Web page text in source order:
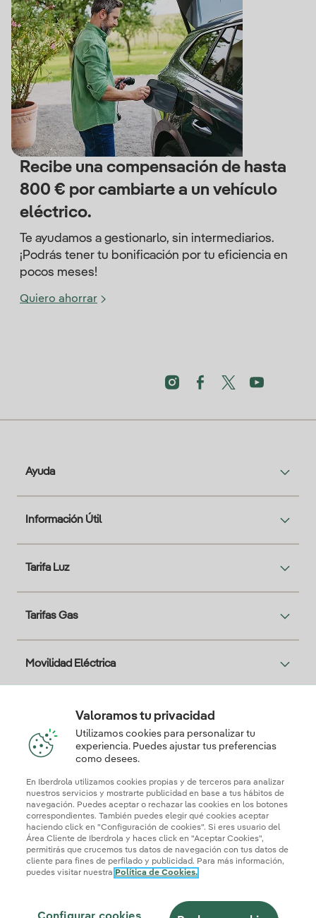
Recibe una compensación de hasta
800 € por cambiarte a un vehículo
eléctrico.
Te ayudamos a gestionarlo, sin intermediarios.
¡Podrás tener tu bonificación por tu eficiencia en
pocos meses!
Quiero ahorrar
Ayuda
Información Útil
Tarifa Luz
Tarifas Gas
Movilidad Eléctrica
Te interesa
Descarga la App Iberdrola Clientes
Configurar cookies
Valoramos tu privacidad
Utilizamos cookies para personalizar tu
experiencia. Puedes ajustar tus preferencias
como desees.
En Iberdrola utilizamos cookies propias y de terceros para analizar
nuestros servicios y mostrarte publicidad en base a tus hábitos de
navegación. Puedes aceptar o rechazar las cookies en los botones
correspondientes. También puedes elegir qué cookies aceptar
haciendo click en "Configuración de cookies". Si eres usuario del
Área Cliente de Iberdrola y haces click en "Aceptar Cookies",
permitirás que crucemos tus datos de navegación con tus datos de
cliente para fines de perfilado y publicidad. Para más información,
puedes visitar nuestra Política de Cookies.